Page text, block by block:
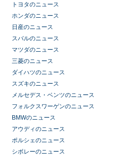
トヨタのニュース
ホンダのニュース
日産のニュース
スバルのニュース
マツダのニュース
三菱のニュース
ダイハツのニュース
スズキのニュース
メルセデス・ベンツのニュース
フォルクスワーゲンのニュース
BMWのニュース
アウディのニュース
ポルシェのニュース
シボレーのニュース